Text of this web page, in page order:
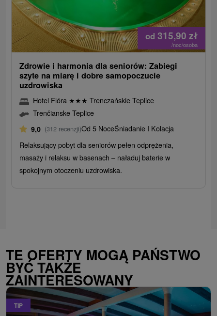
od 315,90 zł
/noc/osoba
Zdrowie i harmonia dla seniorów: Zabiegi
szyte na miarę i dobre samopoczucie
uzdrowiska
Hotel Flóra ★★★ Trenczańskie Teplice
Trenčianske Teplice
9,0 (312 recenzji)Od 5 NoceŚniadanie I Kolacja
Relaksujący pobyt dla seniorów pełen odprężenia,
masaży i relaksu w basenach – naładuj baterie w
spokojnym otoczeniu uzdrowiska.
TE OFERTY MOGĄ PAŃSTWO
BYĆ TAKŻE
ZAINTERESOWANY
TIP